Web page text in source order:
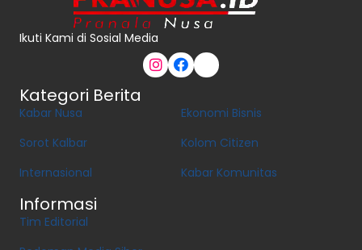
Ikuti Kami di Sosial Media
Kategori Berita
Kabar Nusa
Sorot Kalbar
Internasional
Ekonomi Bisnis
Kolom Citizen
Kabar Komunitas
Informasi
Tim Editorial